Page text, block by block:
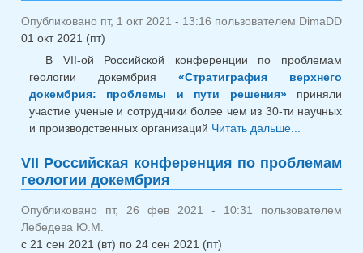
Опубликовано пт, 1 окт 2021 - 13:16 пользователем DimaDD
01 окт 2021 (пт)
В VII-ой Российской конференции по проблемам
геологии докембрия «Стратиграфия верхнего
докембрия: проблемы и пути решения»приняли
участие ученые и сотрудники более чем из 30-ти научных
и производственных организаций Читать дальше...
докембрия:
VII Российская конференция по проблемам
геологии докембрия
Опубликовано пт, 26 фев 2021 - 10:31 пользователем
Лебедева Ю.М.
с 21 сен 2021 (вт) по 24 сен 2021 (пт)